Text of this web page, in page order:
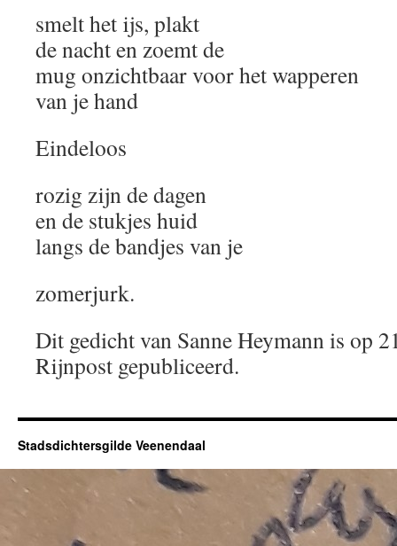
smelt het ijs, plakt
de nacht en zoemt de
mug onzichtbaar voor het wapperen
van je hand
Eindeloos
rozig zijn de dagen
en de stukjes huid
langs de bandjes van je
zomerjurk.
Dit gedicht van Sanne Heymann is op
Rijnpost gepubliceerd.
Stadsdichtersgilde Veenendaal